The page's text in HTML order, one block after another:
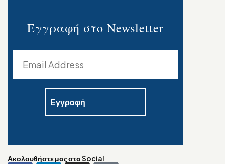
Εγγραφή στο Newsletter
Ακολουθήστε μας στα Social